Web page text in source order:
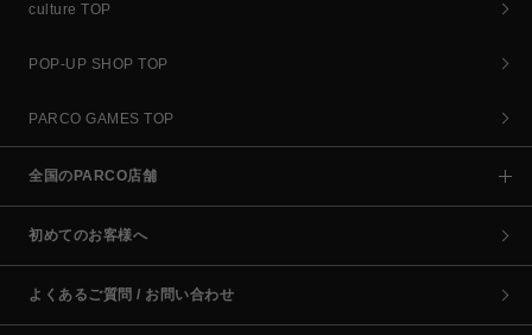
culture TOP
POP-UP SHOP TOP
PARCO GAMES TOP
全国のPARCO店舗
初めてのお客様へ
よくあるご質問 / お問い合わせ